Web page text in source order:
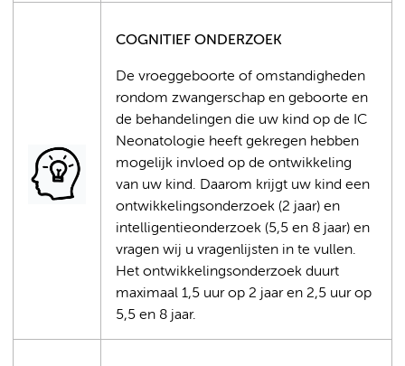
COGNITIEF ONDERZOEK
De vroeggeboorte of omstandigheden
rondom zwangerschap en geboorte en
de behandelingen die uw kind op de IC
Neonatologie heeft gekregen hebben
mogelijk invloed op de ontwikkeling
van uw kind. Daarom krijgt uw kind een
ontwikkelingsonderzoek (2 jaar) en
intelligentieonderzoek (5,5 en 8 jaar) en
vragen wij u vragenlijsten in te vullen.
Het ontwikkelingsonderzoek duurt
maximaal 1,5 uur op 2 jaar en 2,5 uur op
5,5 en 8 jaar.